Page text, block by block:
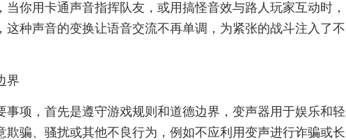
你用卡通声音指挥队友，或用搞怪音效与路人玩家互动时，
种声音的变换让语音交流不再单调，为紧张的战斗注入了不
界
事项，首先是遵守游戏规则和道德边界，变声器用于娱乐和轻
欺骗、骚扰或其他不良行为，例如不应利用变声进行诈骗或长